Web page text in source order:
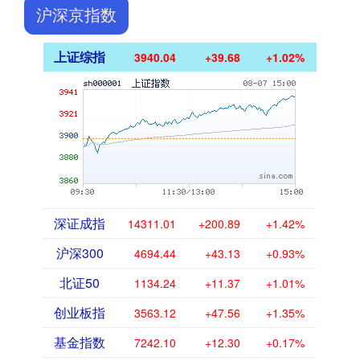
沪深京指数
上证综指 3940.04 +39.68 +1.02%
深证成指 14311.01 +200.89 +1.42%
沪深300 4694.44 +43.13 +0.93%
北证50 1134.24 +11.37 +1.01%
创业板指 3563.12 +47.56 +1.35%
基金指数 7242.10 +12.30 +0.17%